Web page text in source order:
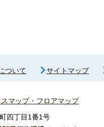
ついて サイトマップ
マップ・フロアマップ
四丁目1番1号